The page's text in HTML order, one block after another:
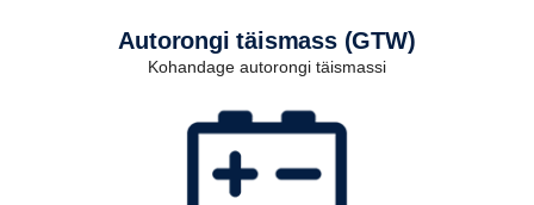
Autorongi täismass (GTW)
Kohandage autorongi täismassi